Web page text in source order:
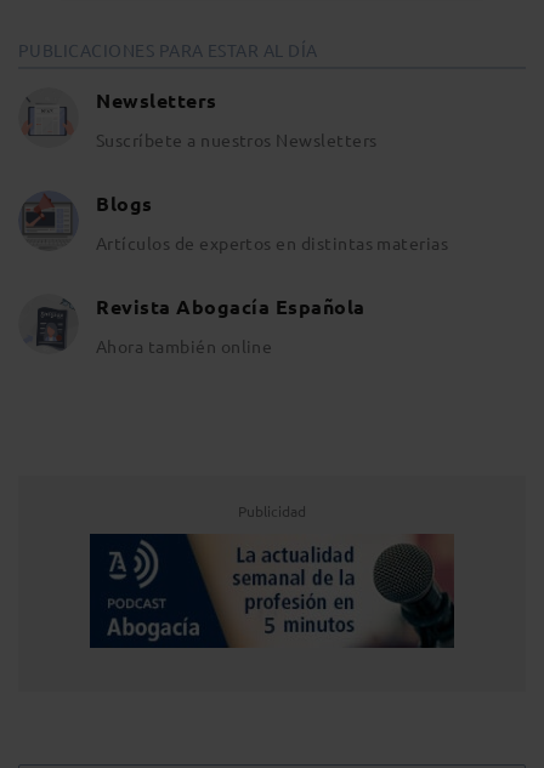
PUBLICACIONES PARA ESTAR AL DÍA
Newsletters
Suscríbete a nuestros Newsletters
Blogs
Artículos de expertos en distintas materias
Revista Abogacía Española
Ahora también online
Publicidad